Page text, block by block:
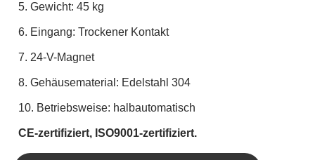
5. Gewicht: 45 kg
6. Eingang: Trockener Kontakt
7. 24-V-Magnet
8. Gehäusematerial: Edelstahl 304
10. Betriebsweise: halbautomatisch
CE-zertifiziert, ISO9001-zertifiziert.